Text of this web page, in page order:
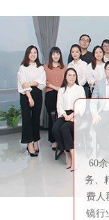
60
务、
费人
镜行